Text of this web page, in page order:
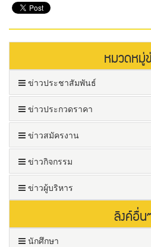
หมวดหมู่
ข่าวประชาสัมพันธ์
ข่าวประกวดราคา
ข่าวสมัครงาน
ข่าวกิจกรรม
ข่าวผู้บริหาร
ลิงค์อื่น
นักศึกษา